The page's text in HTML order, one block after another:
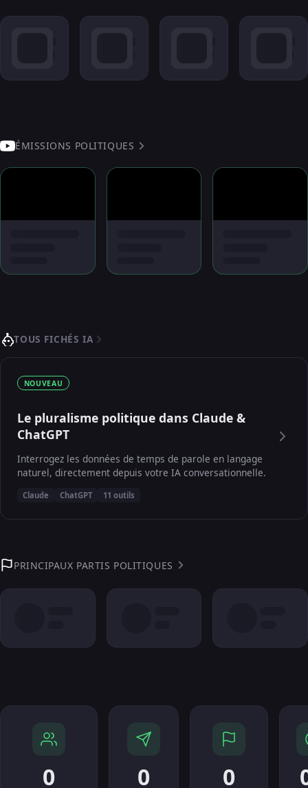
ÉMISSIONS POLITIQUES
TOUS FICHÉS IA
NOUVEAU
Le pluralisme politique dans Claude &
ChatGPT
Interrogez les données de temps de parole en langage
naturel, directement depuis votre IA conversationnelle.
Claude ChatGPT 11 outils
PRINCIPAUX PARTIS POLITIQUES
0 0 0